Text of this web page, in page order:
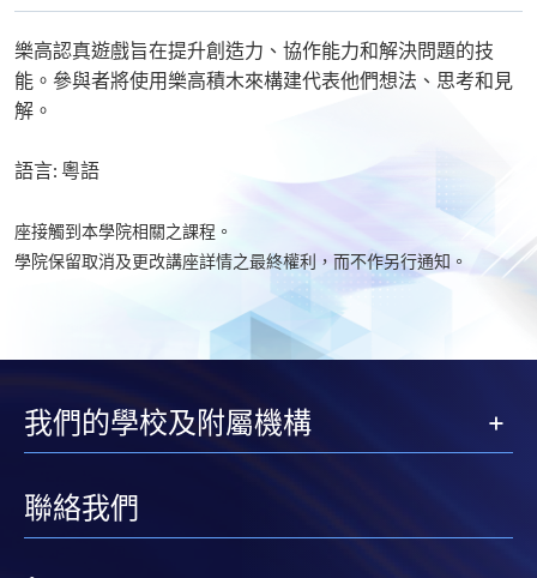
樂高認真遊戲旨在提升創造力、協作能力和解決問題的技
能。參與者將使用樂高積木來構建代表他們想法、思考和見
解。
語言: 粵語
座接觸到本學院相關之課程。
學院保留取消及更改講座詳情之最終權利，而不作另行通知。
我們的學校及附屬機構
聯絡我們